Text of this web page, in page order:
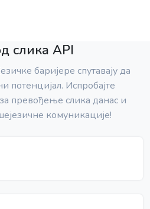
слика API
баријере спутавају да
потенцијал. Испробајте
превођење слика данас и
комуникације!